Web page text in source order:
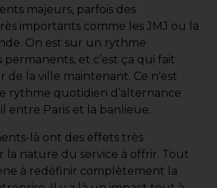
majeurs, parfois des
importants comme les JMJ ou la
On est sur un rythme
permanents, et c’est ça qui fait
la ville maintenant. Ce n’est
rythme quotidien d’alternance
entre Paris et la banlieue.
là ont des effets très
la nature du service à offrir. Tout
à redéfinir complètement la